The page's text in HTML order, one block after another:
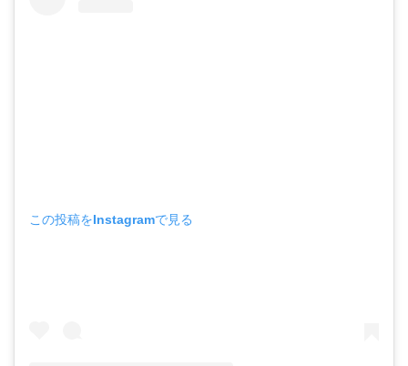
この投稿をInstagramで見る